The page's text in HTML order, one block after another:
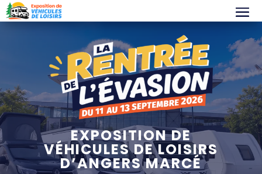
EXPOSITION DE
VÉHICULES DE LOISIRS
D’ANGERS MARCÉ